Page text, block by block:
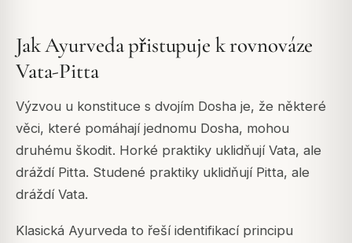
Jak Ayurveda přistupuje k rovnováze
Vata-Pitta
Výzvou u konstituce s dvojím Dosha je, že některé
věci, které pomáhají jednomu Dosha, mohou
druhému škodit. Horké praktiky uklidňují Vata, ale
dráždí Pitta. Studené praktiky uklidňují Pitta, ale
dráždí Vata.
Klasická Ayurveda to řeší identifikací principu